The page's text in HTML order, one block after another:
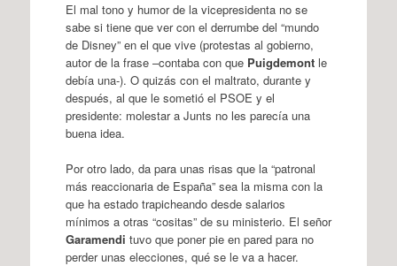
El mal tono y humor de la vicepresidenta no se
sabe si tiene que ver con el derrumbe del “mundo
de Disney” en el que vive (protestas al gobierno,
autor de la frase –contaba con que Puigdemontle
debía una-). O quizás con el maltrato, durante y
después, al que le sometió el PSOE y el
presidente: molestar a Junts no les parecía una
buena idea.
Por otro lado, da para unas risas que la “patronal
más reaccionaria de España” sea la misma con la
que ha estado trapicheando desde salarios
mínimos a otras “cositas” de su ministerio. El señor
Garamendi tuvo que poner pie en pared para no
perder unas elecciones, qué se le va a hacer.